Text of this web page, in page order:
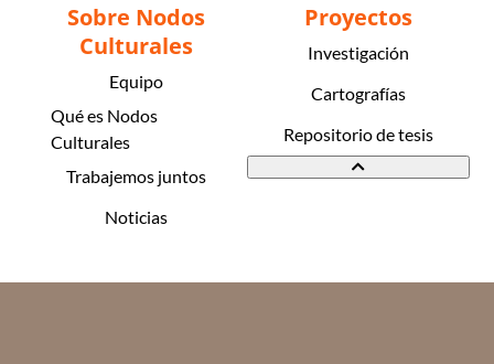
Sobre Nodos
Culturales
Equipo
Qué es Nodos
Culturales
Trabajemos juntos
Noticias
Proyectos
Investigación
Cartografías
Repositorio de tesis